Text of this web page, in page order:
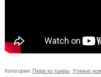
Категории: Пюре из тыквы Утиные